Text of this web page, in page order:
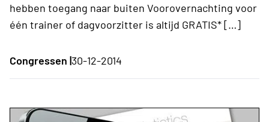
hebben toegang naar buiten Voorovernachting voor
één trainer of dagvoorzitter is altijd GRATIS* […]
Congressen |30-12-2014